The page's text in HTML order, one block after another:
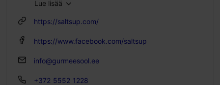
Lue lisää
https://saltsup.com/
https://www.facebook.com/saltsup
info@gurmeesool.ee
+372 5552 1228